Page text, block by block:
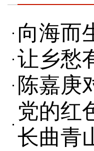
向海而
让乡愁
陈嘉庚
党的红
长曲青